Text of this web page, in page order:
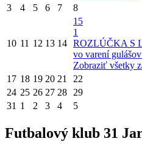
3 4 5 6 7 8
10 11 12 13 14
15
1
ROZLÚČKA S
vo varení
Zobraziť všetky
17 18 19 20 21 22
24 25 26 27 28 29
31 1 2 3 4 5
Futbalový klub 31